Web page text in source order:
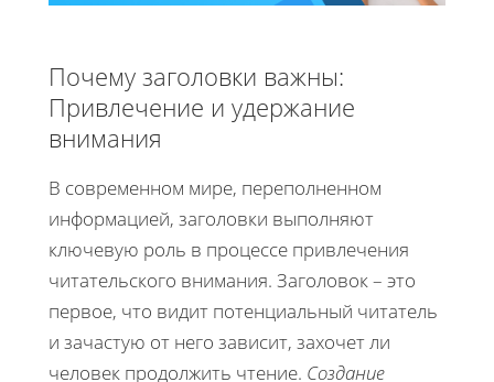
Почему заголовки важны:
Привлечение и удержание
внимания
В современном мире, переполненном
информацией, заголовки выполняют
ключевую роль в процессе привлечения
читательского внимания. Заголовок – это
первое, что видит потенциальный читатель
и зачастую от него зависит, захочет ли
человек продолжить чтение. Создание